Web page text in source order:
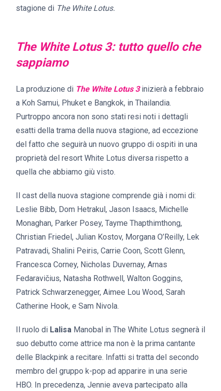
stagione di The White Lotus.
The White Lotus 3: tutto quello che
sappiamo
La produzione di The White Lotus 3inizierà a febbraio
a Koh Samui, Phuket e Bangkok, in Thailandia.
Purtroppo ancora non sono stati resi noti i dettagli
esatti della trama della nuova stagione, ad eccezione
del fatto che seguirà un nuovo gruppo di ospiti in una
proprietà del resort White Lotus diversa rispetto a
quella che abbiamo giù visto.
Il cast della nuova stagione comprende già i nomi di:
Leslie Bibb, Dom Hetrakul, Jason Isaacs, Michelle
Monaghan, Parker Posey, Tayme Thapthimthong,
Christian Friedel, Julian Kostov, Morgana O’Reilly, Lek
Patravadi, Shalini Peiris, Carrie Coon, Scott Glenn,
Francesca Corney, Nicholas Duvernay, Arnas
Fedaravičius, Natasha Rothwell, Walton Goggins,
Patrick Schwarzenegger, Aimee Lou Wood, Sarah
Catherine Hook, e Sam Nivola.
Il ruolo di Lalisa Manobal in The White Lotus segnerà il
suo debutto come attrice ma non è la prima cantante
delle Blackpink a recitare. Infatti si tratta del secondo
membro del gruppo k-pop ad apparire in una serie
HBO. In precedenza, Jennie aveva partecipato alla